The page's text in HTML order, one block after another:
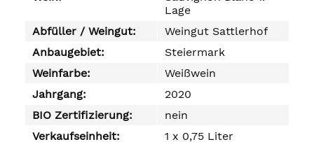
Lage
Abfüller / Weingut:
Weingut Sattlerhof
Anbaugebiet:
Steiermark
Weinfarbe:
Weißwein
Jahrgang:
2020
BIO Zertifizierung:
nein
Verkaufseinheit:
1 x 0,75 Liter